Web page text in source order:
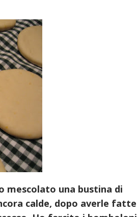
mescolato una bustina di
calde, dopo averle fatte